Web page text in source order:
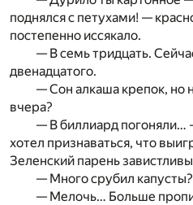
поднялся с петухами! —
постепенно иссякало.
— В семь тридцать.
двенадцатого.
— Сон алкаша крепок, но
вчера?
— В биллиард
хотел признаваться, что
Зеленский парень
— Много срубил
— Мелочь… Больше